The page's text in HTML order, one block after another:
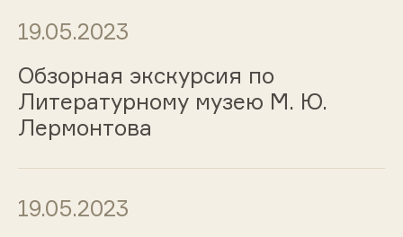
19.05.2023
Обзорная экскурсия по
Литературному музею М. Ю.
Лермонтова
19.05.2023